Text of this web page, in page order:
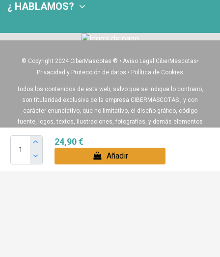
24,90 €
Añadir
¿ HABLAMOS?
© Copyright 2024 CiberMascotas ® • Aviso Legal CiberMascotas•
Privacidad y Protección de datos • Política de Cookies
Todos los contenidos de esta web, salvo que se indique lo contrario,
son titularidad exclusiva de la empresa CIBERMASCOTAS , y con
carácter enunciativo, que no limitativo, el diseño gráfico, código
fuente, logos, textos, ilustraciones, fotografías, y demás elementos
Igualmente algunos de nuestros productos pueden diferir del
producto real , ya que algunas de las imágenes son recreaciones